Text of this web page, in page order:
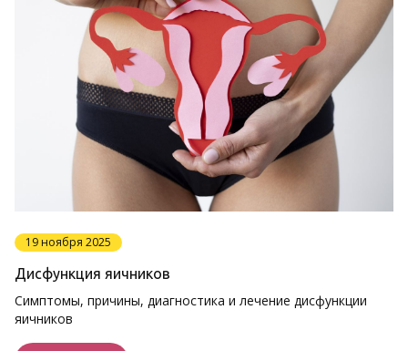
19 ноября 2025
Дисфункция яичников
Симптомы, причины, диагностика и лечение дисфункции
яичников